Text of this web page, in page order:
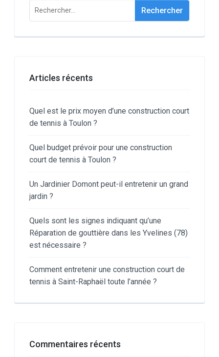
Rechercher :
Articles récents
Quel est le prix moyen d’une construction court
de tennis à Toulon ?
Quel budget prévoir pour une construction
court de tennis à Toulon ?
Un Jardinier Domont peut-il entretenir un grand
jardin ?
Quels sont les signes indiquant qu’une
Réparation de gouttière dans les Yvelines (78)
est nécessaire ?
Comment entretenir une construction court de
tennis à Saint-Raphaël toute l’année ?
Commentaires récents